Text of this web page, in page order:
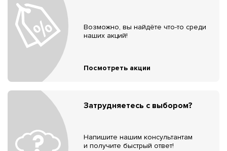
Возможно, вы найдёте что-то среди
наших акций!
Посмотреть акции
Затрудняетесь с выбором?
Напишите нашим консультантам
и получите быстрый ответ!